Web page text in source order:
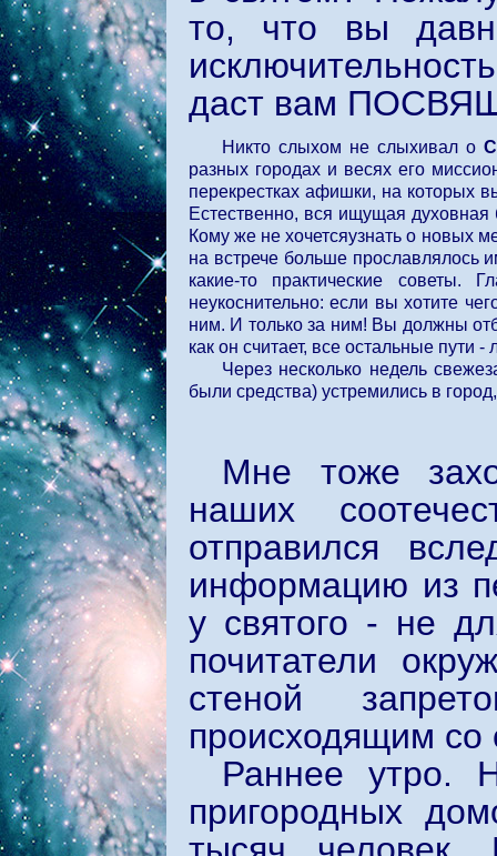
то, что вы
даст вам
Никто слыхом не слыхивал о
разных городах и весях его
перекрестках афишки, на которых
Естественно, вся ищущая духовная
Кому же не хочетсяузнать о новых
на встрече больше прославлялось
какие-то практические советы.
неукоснительно: если вы хотите
ним. И только за ним! Вы должны
как он считает, все остальные пути -
Через несколько недель
были средства) устремились в
Мне тоже
наших
отправился
информацию из
у святого - не
почитатели
стеной
происходящим со
Раннее утро.
пригородных